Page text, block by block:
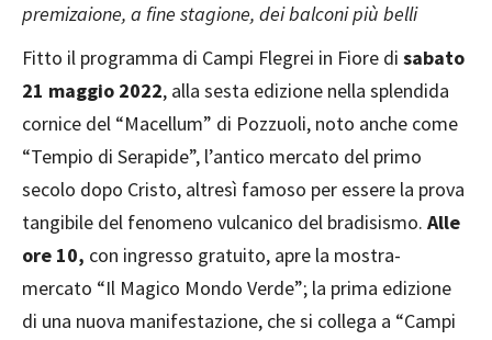
premizaione, a fine stagione, dei balconi più belli
Fitto il programma di Campi Flegrei in Fiore di sabato
21 maggio 2022, alla sesta edizione nella splendida
cornice del “Macellum” di Pozzuoli, noto anche come
“Tempio di Serapide”, l’antico mercato del primo
secolo dopo Cristo, altresì famoso per essere la prova
tangibile del fenomeno vulcanico del bradisismo. Alle
ore 10, con ingresso gratuito, apre la mostra-
mercato “Il Magico Mondo Verde”; la prima edizione
di una nuova manifestazione, che si collega a “Campi